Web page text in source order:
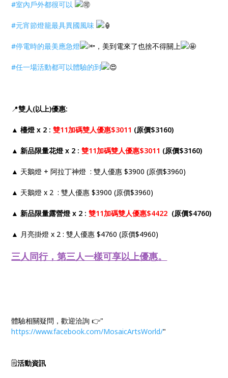
#室內戶外都很可以
#元宵節燈籠最具異國風味
#停電時的最美應急燈 ，美到電來了也捨不得關上
#任一場活動都可以體驗的到
📍雙人(以上)優惠:
▲ 檯燈 x 2 : 雙11加碼雙人優惠$3011 (原價$3160)
▲ 新品限量花燈 x 2 :雙11加碼雙人優惠$3011 (原價$3160)
▲ 天鵝燈 + 阿拉丁神燈 : 雙人優惠 $3900 (原價$3960)
▲ 天鵝燈 x 2 : 雙人優惠 $3900 (原價$3960)
▲ 新品限量露營燈 x 2 :雙11加碼雙人優惠$4422 (原價$4760)
▲ 月亮掛燈 x 2 : 雙人優惠 $4760 (原價$4960)
三人同行，第三人一樣可享以上優惠。
體驗相關疑問，歡迎洽詢 👉"
https://www.facebook.com/MosaicArtsWorld/"
🗒活動資訊